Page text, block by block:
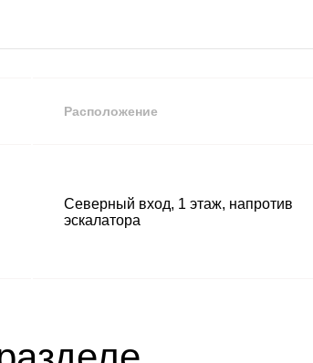
Расположение
Северный вход, 1 этаж, напротив
эскалатора